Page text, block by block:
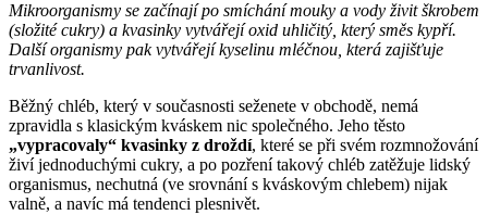
Mikroorganismy se začínají po smíchání mouky a vody živit škrobem
(složité cukry) a kvasinky vytvářejí oxid uhličitý, který směs kypří.
Další organismy pak vytvářejí kyselinu mléčnou, která zajišťuje
trvanlivost.
Běžný chléb, který v současnosti seženete v obchodě, nemá
zpravidla s klasickým kváskem nic společného. Jeho těsto
„vypracovaly“ kvasinky z droždí, které se při svém rozmnožování
živí jednoduchými cukry, a po pozření takový chléb zatěžuje lidský
organismus, nechutná (ve srovnání s kváskovým chlebem) nijak
valně, a navíc má tendenci plesnivět.